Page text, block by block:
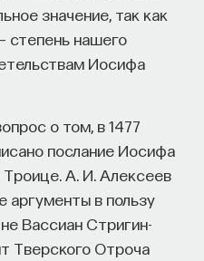
значение, так как
степень нашего
Иосифа
о том, в 1477
послание Иосифа
А. И. Алексеев
аргументы в пользу
Вассиан Стригин-
Тверского Отроча